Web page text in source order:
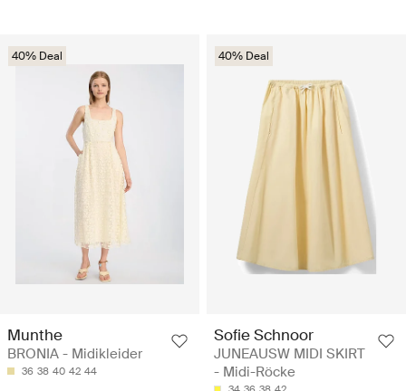
40% Deal
Munthe
BRONIA - Midikleider
36 38 40 42 44
40% Deal
Sofie Schnoor
JUNEAUSW MIDI SKIRT
- Midi-Röcke